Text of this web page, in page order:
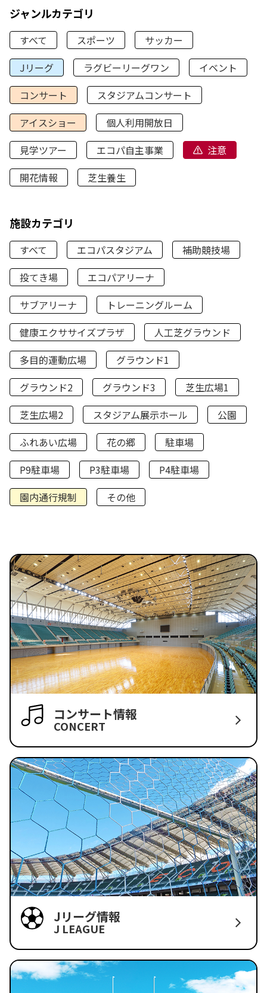
ジャンルカテゴリ
すべて スポーツ
サッカー
Jリーグ
ラグビーリーグワン
イベント
コンサート
スタジアムコンサート
アイスショー
個人利用開放日
見学ツアー
エコパ自主事業
注意
開花情報
芝生養生
施設カテゴリ
すべて エコパスタジアム
補助競技場
投てき場
エコパアリーナ
サブアリーナ
トレーニングルーム
健康エクササイズプラザ
人工芝グラウンド
多目的運動広場
グラウンド1
グラウンド2
グラウンド3
芝生広場1
芝生広場2
スタジアム展示ホール
公園
ふれあい広場
花の郷
駐車場
P9駐車場
P3駐車場
P4駐車場
園内通行規制
その他
コンサート情報
CONCERT
Jリーグ情報
J LEAGUE